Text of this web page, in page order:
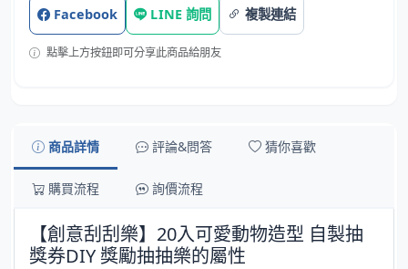
Facebook LINE 詢問 複製連結
點擊上方按鈕即可分享此商品給朋友
商品詳情 評論&問答 猜你喜歡
購買流程 詢價流程
【創意刮刮樂】20入可愛動物造型 自製抽
獎券DIY 獎勵抽抽樂的屬性